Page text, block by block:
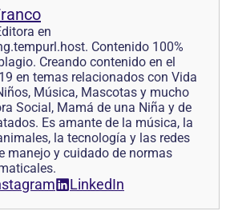
en
Contenido 100%
Creando contenido en el
en temas relacionados con Vida
Música, Mascotas y mucho
Social, Mamá de una Niña y de
Es amante de la música, la
la tecnología y las redes
manejo y cuidado de normas
LinkedIn